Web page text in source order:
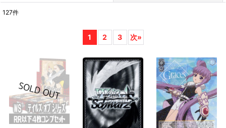
絞り込む
127件
1 2 3 次»